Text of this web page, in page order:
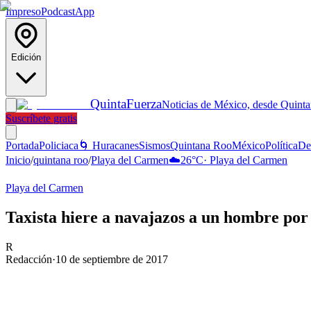
ImpresoPodcastApp
Edición
QuintaFuerzaNoticias de México, desde
Suscríbete gratis
PortadaPoliciaca 🌀 HuracanesSismosQuintana RooMéxicoPolítica
Inicio/quintana roo/Playa del Carmen☁️26°C· Playa del Carmen
Playa del Carmen
Taxista hiere a navajazos a un hombre
R
Redacción·10 de septiembre de 2017